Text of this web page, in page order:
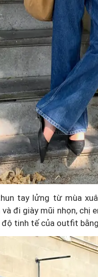
tay lửng từ mùa
đi giày mũi nhọn,
độ tinh tế của outfit